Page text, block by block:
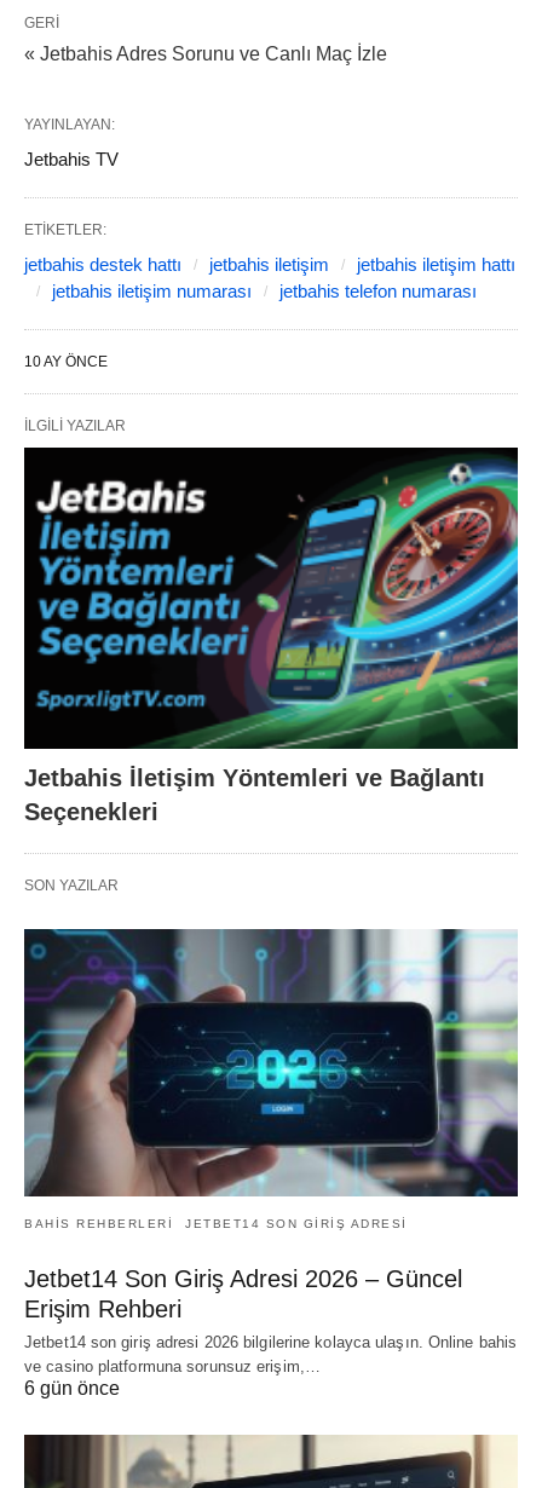
GERI
« Jetbahis Adres Sorunu ve Canlı Maç İzle
YAYINLAYAN:
Jetbahis TV
ETIKETLER:
jetbahis destek hattı jetbahis iletişim
jetbahis iletişim hattı
jetbahis iletişim numarası
jetbahis telefon numarası
10 AY ÖNCE
İLGILI YAZILAR
Jetbahis İletişim Yöntemleri ve Bağlantı
Seçenekleri
SON YAZILAR
BAHIS REHBERLERI JETBET14 SON GIRIŞ ADRESI
Jetbet14 Son Giriş Adresi 2026 – Güncel
Erişim Rehberi
Jetbet14 son giriş adresi 2026 bilgilerine kolayca ulaşın. Online bahis
ve casino platformuna sorunsuz erişim,…
6 gün önce